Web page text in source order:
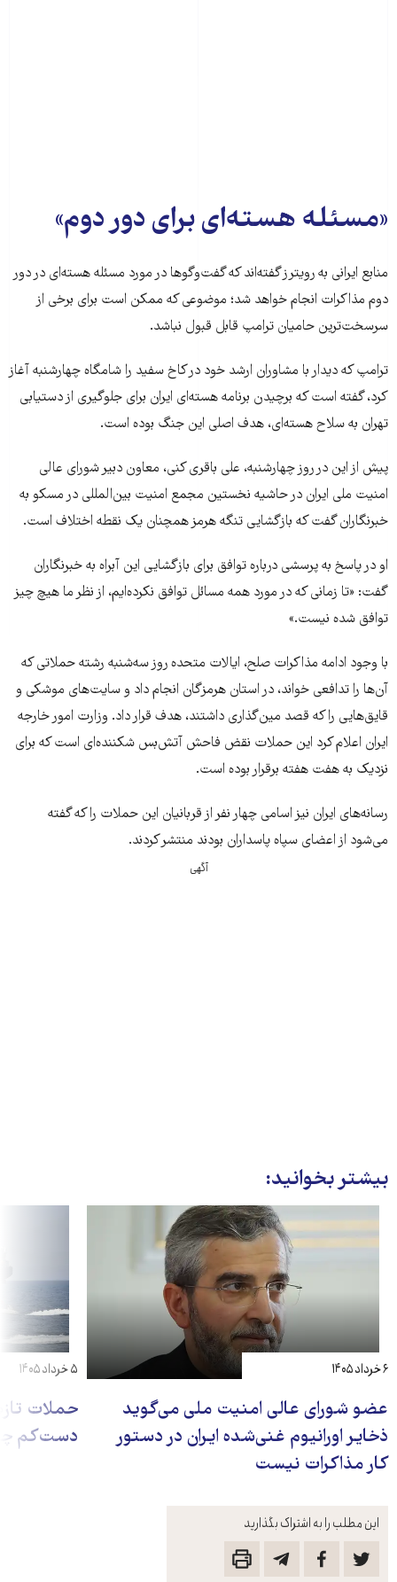
این مطلب را به اشتراک بگذارید
«مسئله هسته‌ای برای دور دوم»
منابع ایرانی به رویترز گفته‌اند که گفت‌وگوها در مورد مسئله هسته‌ای در دور
دوم مذاکرات انجام خواهد شد؛ موضوعی که ممکن است برای برخی از
سرسخت‌ترین حامیان ترامپ قابل قبول نباشد.
ترامپ که دیدار با مشاوران ارشد خود در کاخ سفید را شامگاه چهارشنبه آغاز
کرد، گفته است که برچیدن برنامه هسته‌ای ایران برای جلوگیری از دستیابی
تهران به سلاح هسته‌ای، هدف اصلی این جنگ بوده است.
پیش از این در روز چهارشنبه، علی باقری کنی، معاون دبیر شورای عالی
امنیت ملی ایران در حاشیه نخستین مجمع امنیت بین‌المللی در مسکو به
خبرنگاران گفت که بازگشایی تنگه هرمز همچنان یک نقطه اختلاف است.
او در پاسخ به پرسشی درباره توافق برای بازگشایی این آبراه به خبرنگاران
گفت: «تا زمانی که در مورد همه مسائل توافق نکرده‌ایم، از نظر ما هیچ چیز
توافق شده نیست.»
با وجود ادامه مذاکرات صلح، ایالات متحده روز سه‌شنبه رشته حملاتی که
آن‌ها را تدافعی خواند، در استان هرمزگان انجام داد و سایت‌های موشکی و
قایق‌هایی را که قصد مین‌گذاری داشتند، هدف قرار داد. وزارت امور خارجه
ایران اعلام کرد این حملات نقض فاحش آتش‌بس شکننده‌ای است که برای
نزدیک به هفت هفته برقرار بوده است.
رسانه‌های ایران نیز اسامی چهار نفر از قربانیان این حملات را که گفته
می‌شود از اعضای سپاه پاسداران بودند منتشر کردند.
آگهی
بیشتر بخوانید:
عضو شورای عالی امنیت ملی می‌گوید
ذخایر اورانیوم غنی‌شده ایران در دستور
کار مذاکرات نیست
۶ خرداد ۱۴۰۵
حملات
دست‌کم
۵ خرداد ۱۴۰۵